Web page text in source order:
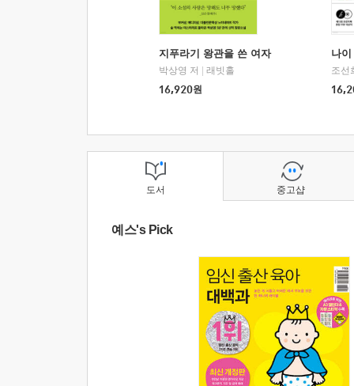
지푸라기 왕관을 쓴 여자
박상영 저
래빗홀
16,920원
나
조선
도서
예스's Pick
중고샵